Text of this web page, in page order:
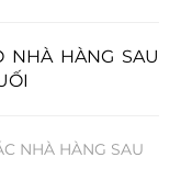
NHÀ HÀNG SAU
NHÀ HÀNG SAU